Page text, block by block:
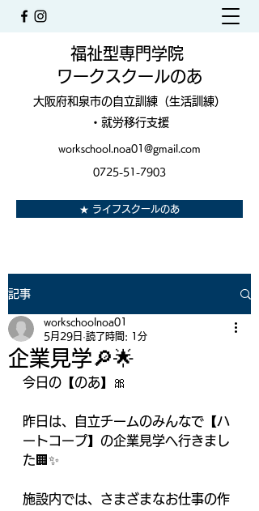
福祉型専門学院
ワークスクールのあ
大阪府和泉市の自立訓練（生活訓練）
・就労移行支援
workschool.noa01@gmail.com
0725-51-7903
★ ライフスクールのあ
記事
企業見学🔎🌟
workschoolnoa01
5月29日 読了時間: 1分
今日の【のあ】🎀
昨日は、自立チームのみんなで【ハ
ートコープ】の企業見学へ行きまし
た🏢✨
施設内では、さまざまなお仕事の作